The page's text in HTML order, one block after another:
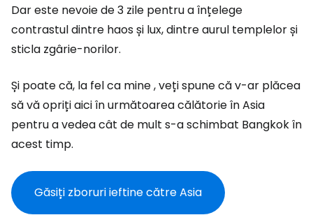
Dar este nevoie de 3 zile pentru a înțelege
contrastul dintre haos și lux, dintre aurul templelor și
sticla zgârie-norilor.
Și poate că, la fel ca mine , veți spune că v-ar plăcea
să vă opriți aici în următoarea călătorie în Asia
pentru a vedea cât de mult s-a schimbat Bangkok în
acest timp.
Găsiți zboruri ieftine către Asia